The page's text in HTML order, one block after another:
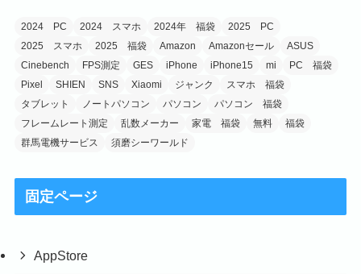
2024 PC 2024 スマホ 2024年 福袋
2025 PC
2025 スマホ
2025 福袋 Amazon Amazonセール
ASUS
Cinebench
FPS測定 GES iPhone iPhone15 mi
PC 福袋
Pixel
SHIEN SNS Xiaomi ジャンク
スマホ 福袋
タブレット
ノートパソコン パソコン
パソコン 福袋
フレームレート測定
乱数メーカー 家電 福袋 無料
福袋
群馬電機サービス
須磨シーワールド
固定ページ
AppStore